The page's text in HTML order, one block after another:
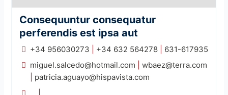
Consequuntur consequatur
perferendis est ipsa aut
+34 956030273 +34 632 564278
631-617935
miguel.salcedo@hotmail.com |wbaez@terra.com
patricia.aguayo@hispavista.com
...
...